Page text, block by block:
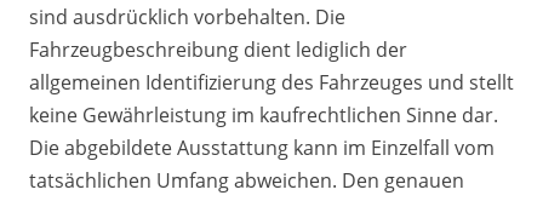
sind ausdrücklich vorbehalten. Die
Fahrzeugbeschreibung dient lediglich der
allgemeinen Identifizierung des Fahrzeuges und stellt
keine Gewährleistung im kaufrechtlichen Sinne dar.
Die abgebildete Ausstattung kann im Einzelfall vom
tatsächlichen Umfang abweichen. Den genauen